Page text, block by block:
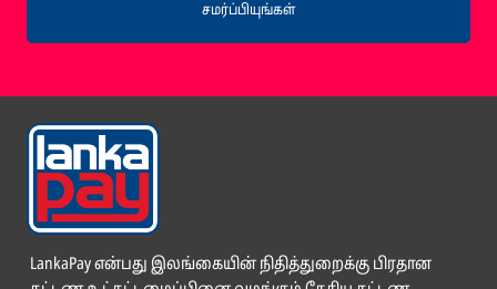
சமர்ப்பியுங்கள்
LankaPay என்பது இலங்கையின் நிதித்துறைக்கு பிரதான